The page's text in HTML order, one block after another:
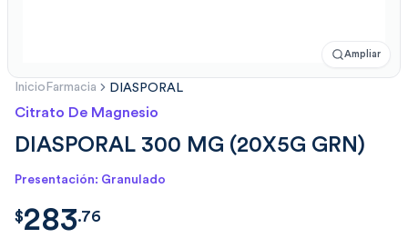
Ampliar
Inicio Farmacia DIASPORAL
Citrato De Magnesio
DIASPORAL 300 MG (20X5G GRN)
Presentación: Granulado
$283.760359999999961
$283.76